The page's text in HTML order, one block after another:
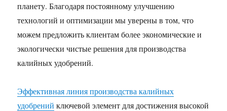
планету. Благодаря постоянному улучшению
технологий и оптимизации мы уверены в том, что
можем предложить клиентам более экономические и
экологически чистые решения для производства
калийных удобрений.
Эффективная линия производства калийных
удобрений ключевой элемент для достижения высокой